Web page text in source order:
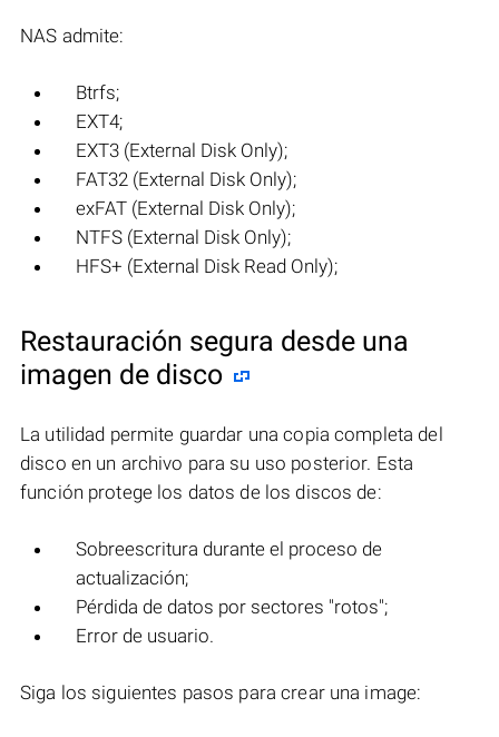
NAS admite:
Btrfs;
EXT4;
EXT3 (External Disk Only);
FAT32 (External Disk Only);
exFAT (External Disk Only);
NTFS (External Disk Only);
HFS+ (External Disk Read Only);
Restauración segura desde una
imagen de disco
La utilidad permite guardar una copia completa del
disco en un archivo para su uso posterior. Esta
función protege los datos de los discos de:
Sobreescritura durante el proceso de
actualización;
Pérdida de datos por sectores "rotos";
Error de usuario.
Siga los siguientes pasos para crear una image: